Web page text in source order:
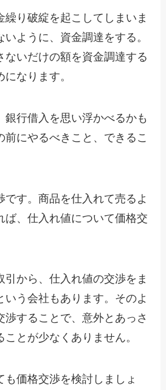
繰り破綻を起こしてしまいま
ように、資金調達をする。
ないだけの額を資金調達する
なります。
銀行借入を思い浮かべるかも
前にやるべきこと、できるこ
です。商品を仕入れて売るよ
ば、仕入れ値について価格交
引から、仕入れ値の交渉をま
いう会社もあります。そのよ
渉することで、意外とあっさ
ことが少なくありません。
も価格交渉を検討しましょ